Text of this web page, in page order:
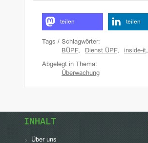
teilen teilen
Tags / Schlagwörter:
BÜPF, Dienst ÜPF, inside-it,
Abgelegt in Thema:
Überwachung
INHALT
Über uns